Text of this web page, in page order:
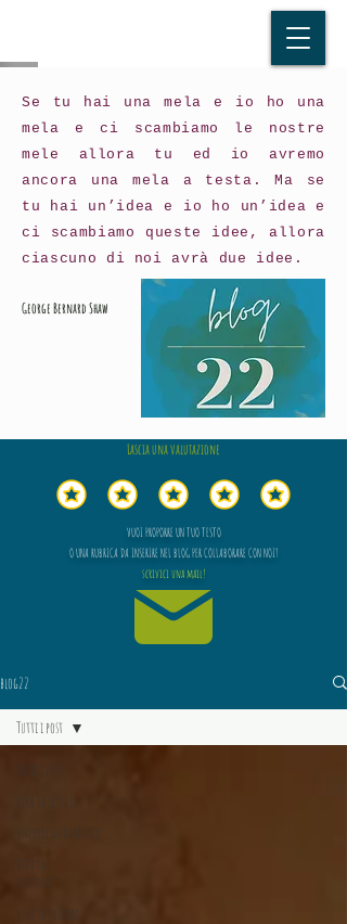
Se tu hai una mela e io ho una
mela e ci scambiamo le nostre
mele allora tu ed io avremo
ancora una mela a testa. Ma se
tu hai un’idea e io ho un’idea e
ci scambiamo queste idee, allora
ciascuno di noi avrà due idee.
George Bernard Shaw
Lascia una valutazione
VUOI PROPORRE UN TUO TESTO
O UNA RUBRICA DA INSERIRE NEL BLOG PER COLLABORARE CON NOI?
scrivici una mail!
blog22
Unfioreladomenica
Vita da
Vita da editore
Tutti i post